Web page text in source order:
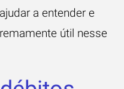
a entender e
útil nesse